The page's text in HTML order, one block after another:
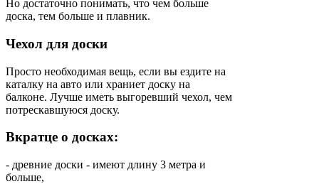
Но достаточно понимать, что чем больше
доска, тем больше и плавник.
Чехол для доски
Просто необходимая вещь, если вы ездите на
каталку на авто или храниет доску на
балконе. Лучше иметь выгоревший чехол, чем
потрескавшуюся доску.
Вкратце о досках:
- древние доски - имеют длину 3 метра и
больше,